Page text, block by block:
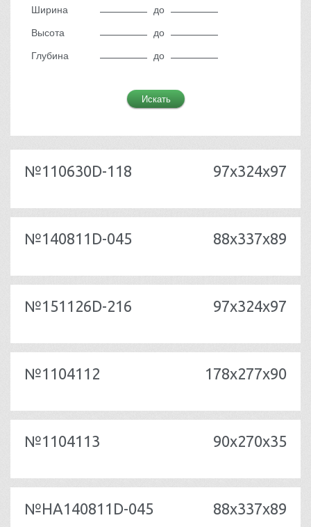
Ширина
до
Высота
до
Глубина
до
№110630D-118 97x324x97
№140811D-045 88x337x89
№151126D-216 97x324x97
№1104112 178x277x90
№1104113 90x270x35
№HA140811D-045 88x337x89